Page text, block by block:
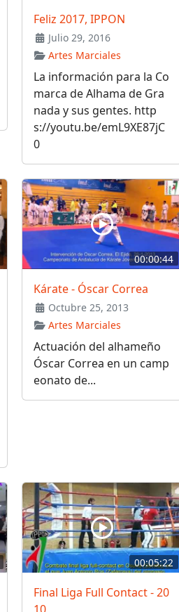
Feliz 2017, IPPON
Julio 29, 2016
Artes Marciales
La información para la Co
marca de Alhama de Gra
nada y sus gentes. http
s://youtu.be/emL9XE87jC
0
00:00:44
Kárate - Óscar Correa
Octubre 25, 2013
Artes Marciales
Actuación del alhameño
Óscar Correa en un camp
eonato de...
00:05:22
Final Liga Full Contact - 20